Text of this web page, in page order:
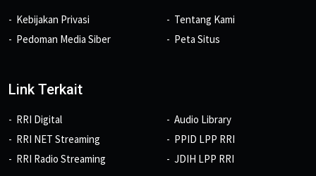
Kebijakan Privasi
Pedoman Media Siber
Tentang Kami
Peta Situs
Link Terkait
RRI Digital
RRI NET Streaming
RRI Radio Streaming
Audio Library
PPID LPP RRI
JDIH LPP RRI